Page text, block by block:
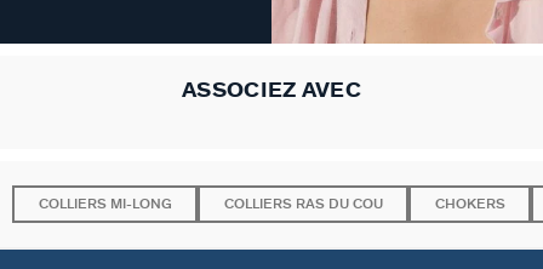
ASSOCIEZ AVEC
COLLIERS MI-LONG COLLIERS RAS DU COU CHOKERS